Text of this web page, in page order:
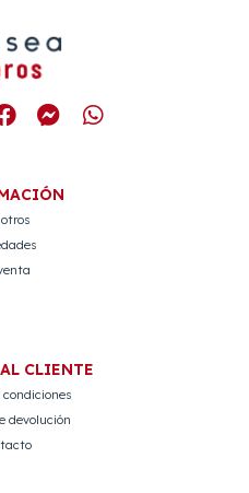
CLIENTE
condiciones
devolución